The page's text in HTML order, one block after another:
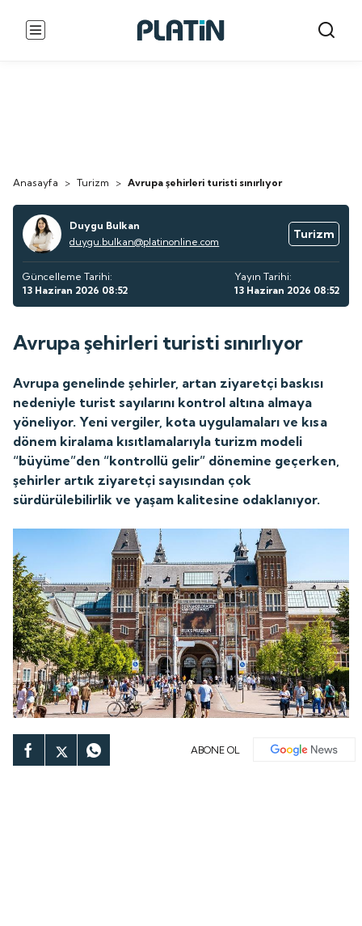
Anasayfa > Turizm > Avrupa şehirleri turisti sınırlıyor
Duygu Bulkan
duygu.bulkan@platinonline.com
Turizm
Güncelleme Tarihi:
13 Haziran 2026 08:52
Yayın Tarihi:
13 Haziran 2026 08:52
Avrupa şehirleri turisti sınırlıyor
Avrupa genelinde şehirler, artan ziyaretçi baskısı
nedeniyle turist sayılarını kontrol altına almaya
yöneliyor. Yeni vergiler, kota uygulamaları ve kısa
dönem kiralama kısıtlamalarıyla turizm modeli
“büyüme”den “kontrollü gelir” dönemine geçerken,
şehirler artık ziyaretçi sayısından çok
sürdürülebilirlik ve yaşam kalitesine odaklanıyor.
ABONE OL